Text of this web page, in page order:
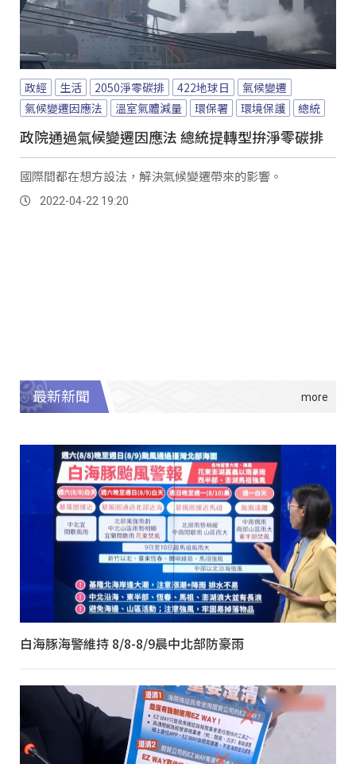
政經 生活 2050淨零碳排 422地球日
氣候變遷
氣候變遷因應法
溫室氣體減量 環保署 環境保護 總統
政院通過氣候變遷因應法 總統提轉型拚淨零碳排
國際間都在想方設法，解決氣候變遷帶來的影響。
2022-04-22 19:20
最新新聞
白海豚海警維持 8/8-8/9晨中北部防豪雨